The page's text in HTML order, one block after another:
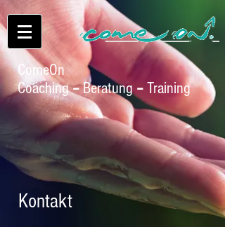
ComeOn
Coaching–Beratung–Training
Kontakt